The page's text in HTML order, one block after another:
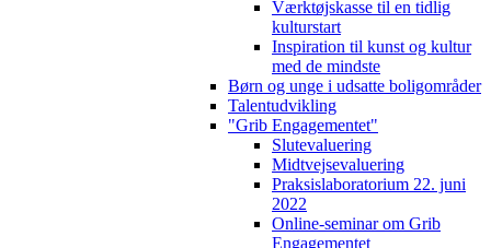
Værktøjskasse til en tidlig
kulturstart
Inspiration til kunst og kultur
med de mindste
Børn og unge i udsatte boligområder
Talentudvikling
"Grib Engagementet"
Slutevaluering
Midtvejsevaluering
Praksislaboratorium 22. juni
2022
Online-seminar om Grib
Engagementet